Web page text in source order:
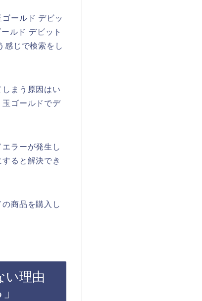
ールド デビッ
ルド デビット
じで検索をし
まう原因はい
玉ゴールドでデ
ラーが発生し
ると解決でき
商品を購入し
い理由